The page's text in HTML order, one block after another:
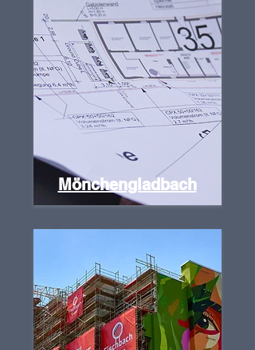
Mönchengladbach